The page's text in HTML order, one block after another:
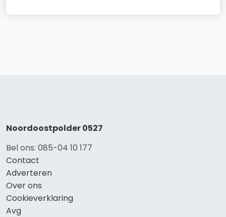
Noordoostpolder 0527
Bel ons: 085-04 10 177
Contact
Adverteren
Over ons
Cookieverklaring
Avg